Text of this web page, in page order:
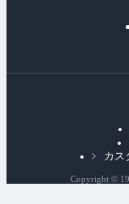
カス
Copyright ©